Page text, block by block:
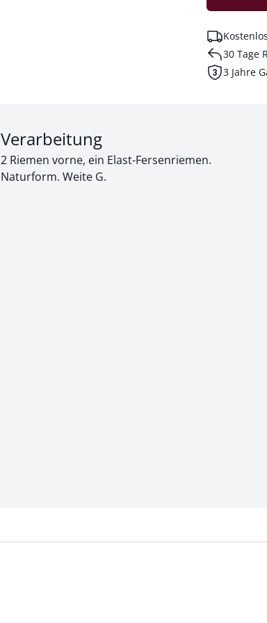
30 Tage
3 Jahre
Abschnitt 2 von 3:
Verarbeitung
2 Riemen vorne, ein Elast-Fersenriemen.
Naturform. Weite G.